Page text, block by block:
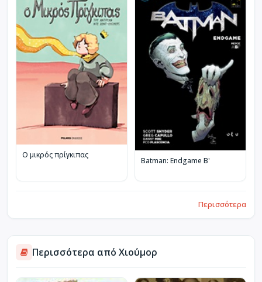
Ο μικρός πρίγκιπας
Batman: Endgame B'
Περισσότερα
Περισσότερα από Χιούμορ